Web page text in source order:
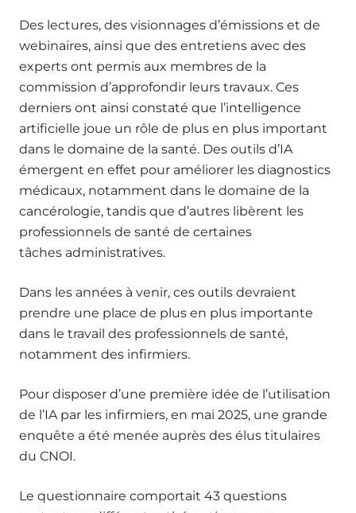
Des lectures, des visionnages d’émissions et de
webinaires, ainsi que des entretiens avec des
experts ont permis aux membres de la
commission d’approfondir leurs travaux. Ces
derniers ont ainsi constaté que l’intelligence
artificielle joue un rôle de plus en plus important
dans le domaine de la santé. Des outils d’IA
émergent en effet pour améliorer les diagnostics
médicaux, notamment dans le domaine de la
cancérologie, tandis que d’autres libèrent les
professionnels de santé de certaines
tâches administratives.
Dans les années à venir, ces outils devraient
prendre une place de plus en plus importante
dans le travail des professionnels de santé,
notamment des infirmiers.
Pour disposer d’une première idée de l’utilisation
de l’IA par les infirmiers, en mai 2025, une grande
enquête a été menée auprès des élus titulaires
du CNOI.
Le questionnaire comportait 43 questions